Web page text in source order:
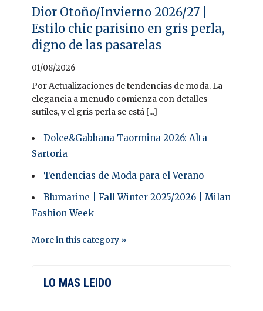
Dior Otoño/Invierno 2026/27 |
Estilo chic parisino en gris perla,
digno de las pasarelas
01/08/2026
Por Actualizaciones de tendencias de moda. La
elegancia a menudo comienza con detalles
sutiles, y el gris perla se está [...]
Dolce&Gabbana Taormina 2026: Alta
Sartoria
Tendencias de Moda para el Verano
Blumarine | Fall Winter 2025/2026 | Milan
Fashion Week
More in this category »
LO MAS LEIDO